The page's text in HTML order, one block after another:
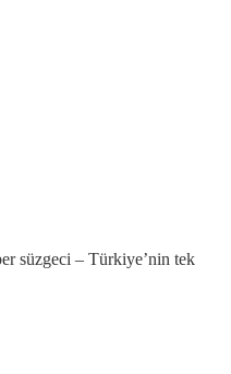
süzgeci – Türkiye’nin tek